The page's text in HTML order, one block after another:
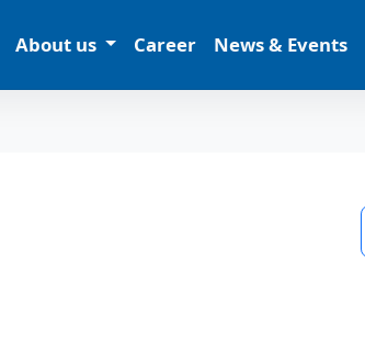
About us Career News & Events